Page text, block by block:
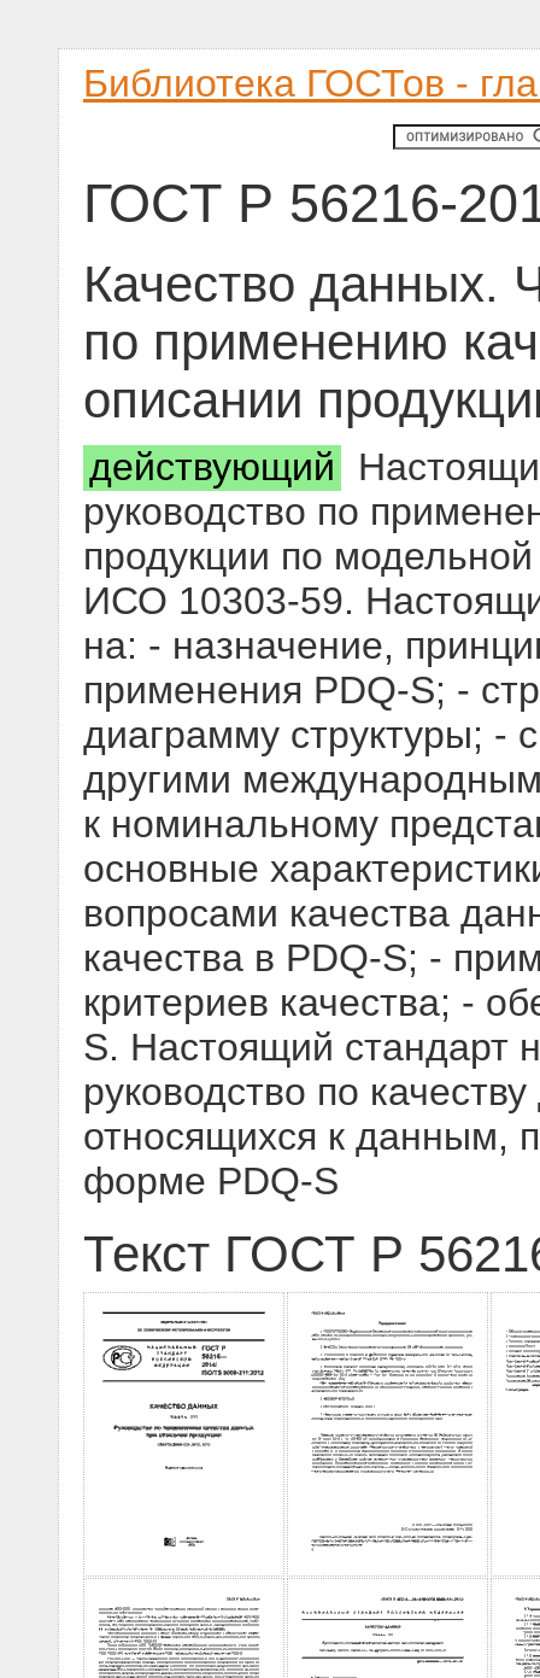
Библиотека ГОСТов -
ГОСТ Р 56216-
Качество данных.
по применению
описании
действующий
руководство по
продукции по
ИСО 10303-59.
на: - назначение,
применения PDQ-S; -
диаграмму структуры;
другими
к номинальному
основные
вопросами качества
качества в PDQ-S; -
критериев качества; -
S. Настоящий стандарт
руководство по
относящихся к данным,
форме PDQ-S
Текст ГОСТ Р